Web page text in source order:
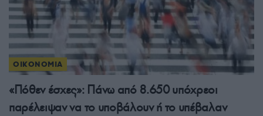
ΟΙΚΟΝΟΜΙΑ
«Πόθεν έσχες»: Πάνω από 8.650 υπόχρεοι
παρέλειψαν να το υποβάλουν ή το υπέβαλαν